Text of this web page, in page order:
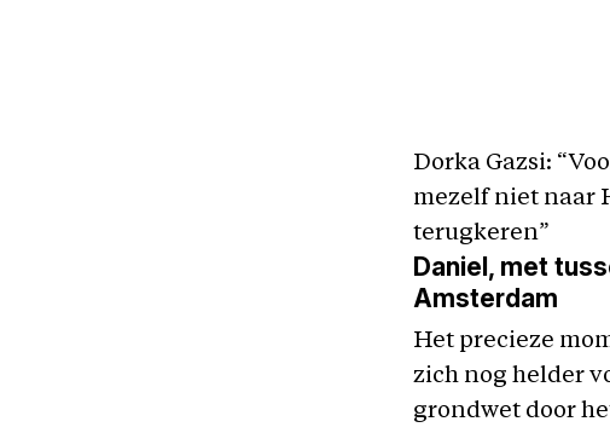
Dorka Gazsi:
mezelf niet naar
terugkeren”
Daniel, met
Amsterdam
Het precieze
zich nog helder
grondwet door